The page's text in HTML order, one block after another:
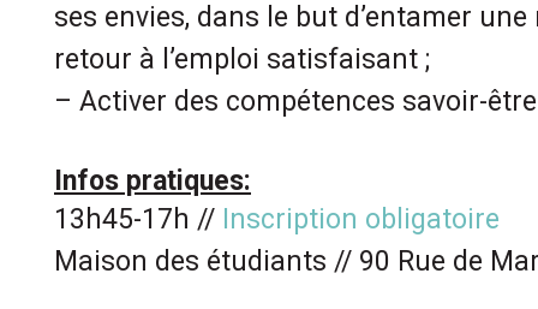
ses envies, dans le but d’entamer
retour à l’emploi satisfaisant ;
– Activer des compétences savoir-
Infos pratiques:
13h45-17h // Inscription obligatoire
Maison des étudiants // 90 Rue de